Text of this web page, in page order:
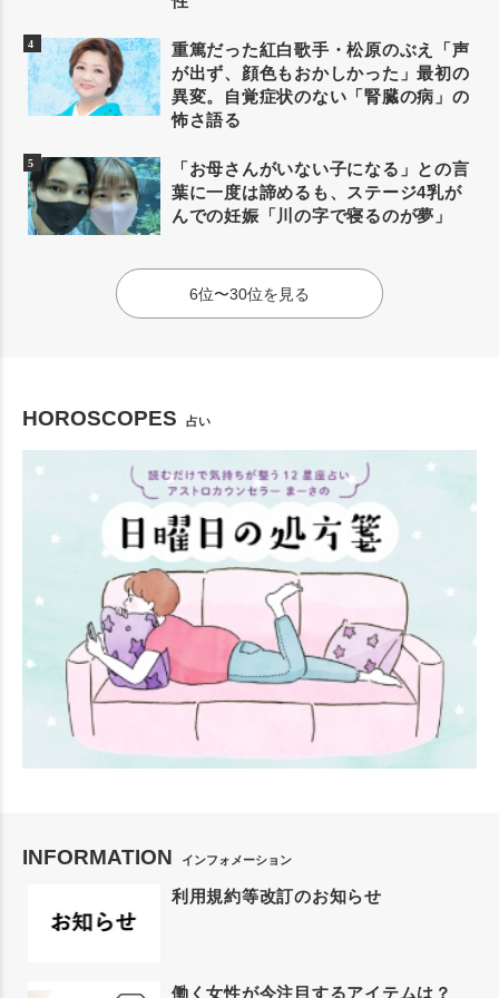
重篤だった紅白歌手・松原のぶえ「声
が出ず、顔色もおかしかった」最初の
異変。自覚症状のない「腎臓の病」の
怖さ語る
「お母さんがいない子になる」との言
葉に一度は諦めるも、ステージ4乳が
んでの妊娠「川の字で寝るのが夢」
6位〜30位を見る
HOROSCOPES 占い
INFORMATION インフォメーション
利用規約等改訂のお知らせ
働く女性が今注目するアイテムは？